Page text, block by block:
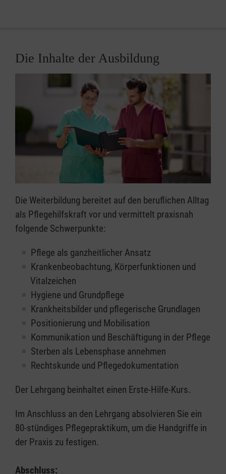
Die Inhalte der Ausbildung
Die Weiterbildung bereitet auf den beruflichen Alltag
als Pflegehilfskraft vor und vermittelt praxisnah
folgende Schwerpunkte:
Pflege als ganzheitlicher Ansatz
Krankenbeobachtung, Körperfunktionen und
Vitalzeichen
Hygiene und Grundpflege
Krankheitsbilder und pflegerische Grundlagen
Positionierung und Mobilisation
Kommunikation und Beschäftigung in der Pflege
Sterben als Lebensphase annehmen
Rechtskunde und Pflegedokumentation
Der Lehrgang beinhaltet einen Erste-Hilfe-Kurs.
Im Anschluss an den Lehrgang absolvieren Sie ein
80-stündiges Pflegepraktikum, um die Handgriffe in
der Praxis zu festigen.
Abschluss: